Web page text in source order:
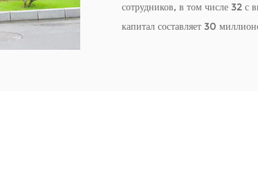
сотрудников, в том числе 32 с
капитал составляет 30